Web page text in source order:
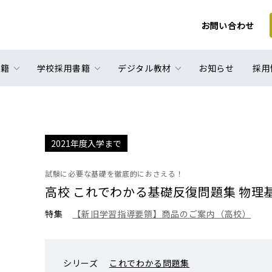
お問い合わせ
学校採用書籍 デジタル教材 お知らせ 採
2021年度入学まで
試験に必要な基礎を徹底的におさえる！
高校 これでわかる基礎反復問題集 物理
特集 【新旧学習指導要領】商品のご案内（高校）
シリーズ これでわかる問題集